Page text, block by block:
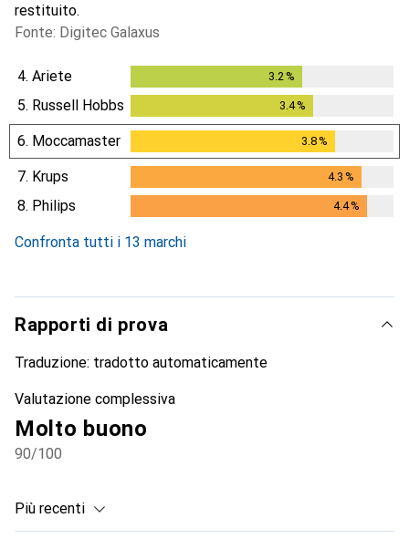
restituito.
Fonte: Digitec Galaxus
4. Ariete 3.2 %
5. Russell Hobbs 3.4%
6. Moccamaster 3.8%
7. Krups 4.3 %
4.3%
8. Philips 4.4%
Confronta tutti i 13 marchi
Rapporti di prova
Traduzione: tradotto automaticamente
Valutazione complessiva
Molto buono
90/100
Più recenti